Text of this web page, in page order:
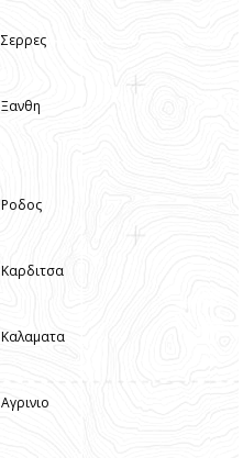
Σερρες
Ξανθη
Ροδος
Καρδιτσα
Καλαματα
Αγρινιο